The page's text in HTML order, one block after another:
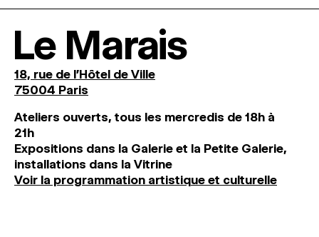
Le Marais
18, rue de l'Hôtel de Ville
75004 Paris
Ateliers ouverts, tous les mercredis de 18h à
21h
Expositions dans la Galerie et la Petite Galerie,
installations dans la Vitrine
Voir la programmation artistique et culturelle